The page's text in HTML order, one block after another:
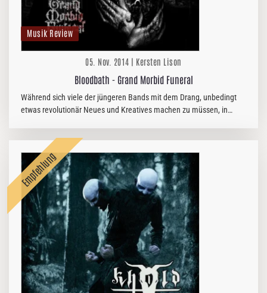
Musik Review
05. Nov. 2014 | Kersten Lison
Bloodbath - Grand Morbid Funeral
Während sich viele der jüngeren Bands mit dem Drang, unbedingt
etwas revolutionär Neues und Kreatives machen zu müssen, in